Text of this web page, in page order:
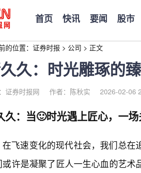
首页 快讯 要闻 股市
的位置： 证券时报 > 公司 > 正文
久：时光雕琢的
证券时报网 作者：陈秋实 2026-02-06
久：当🙂时光遇上匠心，一
在飞速变化的现代社会，我们总在
或许是凝聚了匠人一生心血的艺